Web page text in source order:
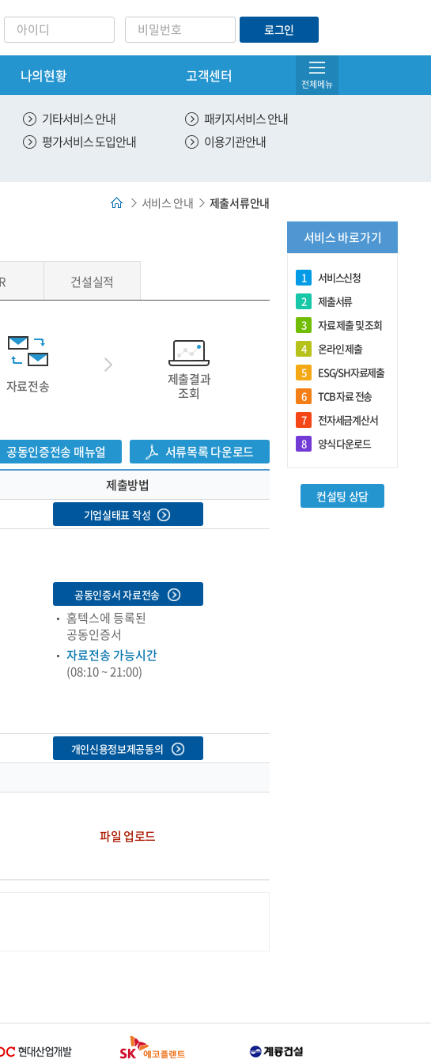
로그인
회원가입
나의현황 고객센터 전체메뉴
서비스 관리
유효한 서비스 조회
DNA 제출용 원본출력
회원관리
로그인
회원가입
아이디/비밀번호 찾기
기업정보 변경
담당자정보 변경
전체 담당자현황
기타서비스 안내
패키지서비스 안내
평가서비스 도입안내 이용기관안내
서비스 안내 제출서류안내
건설실적
자료전송
제출결과
조회
공동인증전송 매뉴얼
서류목록 다운로드
제출방법
기업실태표 작성
공동인증서 자료전송
홈텍스에 등록된
공동인증서
자료전송 가능시간
(08:10 ~ 21:00)
개인신용정보제공동의
파일 업로드
서비스 바로가기
1
서비스신청
2
제출서류
3
자료 제출 및 조회
4
온라인 제출
5
ESG/SH자료제출
6
TCB 자료 전송
7
전자세금계산서
8
양식 다운로드
컨설팅 상담